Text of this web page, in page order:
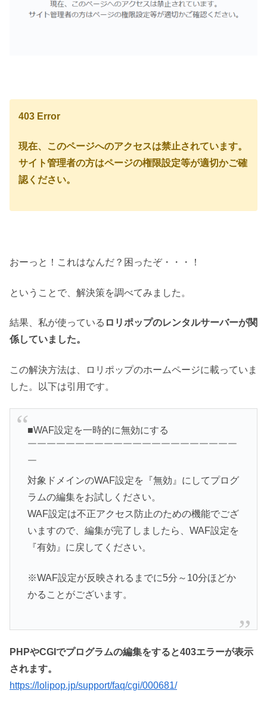
403 Error
現在、このページへのアクセスは禁止されています。
サイト管理者の方はページの権限設定等が適切かご確
認ください。
おーっと！これはなんだ？困ったぞ・・・！
ということで、解決策を調べてみました。
結果、私が使っている ロリポップのレンタルサーバーが関
係していました。
この解決方法は、ロリポップのホームページに載っていま
した。以下は引用です。
■WAF設定を一時的に無効にする
￣￣￣￣￣￣￣￣￣￣￣￣￣￣￣￣￣￣￣￣￣￣
￣
対象ドメインのWAF設定を『無効』にしてプログ
ラムの編集をお試しください。
WAF設定は不正アクセス防止のための機能でござ
いますので、編集が完了しましたら、WAF設定を
『有効』に戻してください。
※WAF設定が反映されるまでに5分～10分ほどか
かることがございます。
PHPやCGIでプログラムの編集をすると403エラーが表示
されます。
https://lolipop.jp/support/faq/cgi/000681/